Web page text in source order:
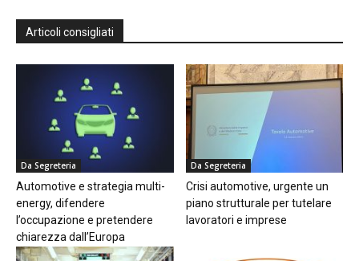
Articoli consigliati
Da Segreteria
Automotive e strategia multi-
energy, difendere
l’occupazione e pretendere
chiarezza dall’Europa
Da Segreteria
Crisi automotive, urgente un
piano strutturale per tutelare
lavoratori e imprese